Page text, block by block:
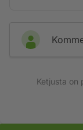
Ketjusta on